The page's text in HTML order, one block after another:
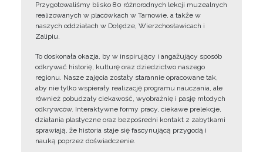
Przygotowaliśmy blisko 80 różnorodnych lekcji muzealnych
realizowanych w placówkach w Tarnowie, a także w
naszych oddziałach w Dołędze, Wierzchosławicach i
Zalipiu.
To doskonała okazja, by w inspirujący i angażujący sposób
odkrywać historię, kulturę oraz dziedzictwo naszego
regionu. Nasze zajęcia zostały starannie opracowane tak,
aby nie tylko wspierały realizację programu nauczania, ale
również pobudzały ciekawość, wyobraźnię i pasję młodych
odkrywców. Interaktywne formy pracy, ciekawe prelekcje,
działania plastyczne oraz bezpośredni kontakt z zabytkami
sprawiają, że historia staje się fascynującą przygodą i
nauką poprzez doświadczenie.